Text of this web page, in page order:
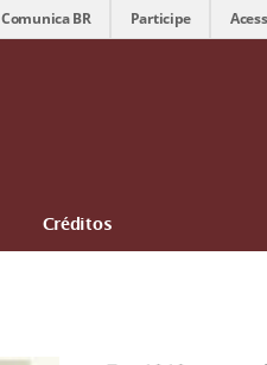
Comunica BR Participe
Créditos